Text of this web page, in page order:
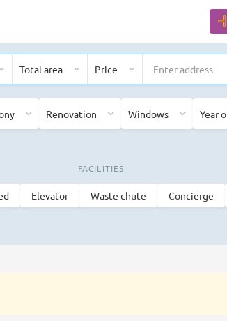
Total area Price
Renovation Windows Year
FACILITIES
Elevator Waste chute Concierge